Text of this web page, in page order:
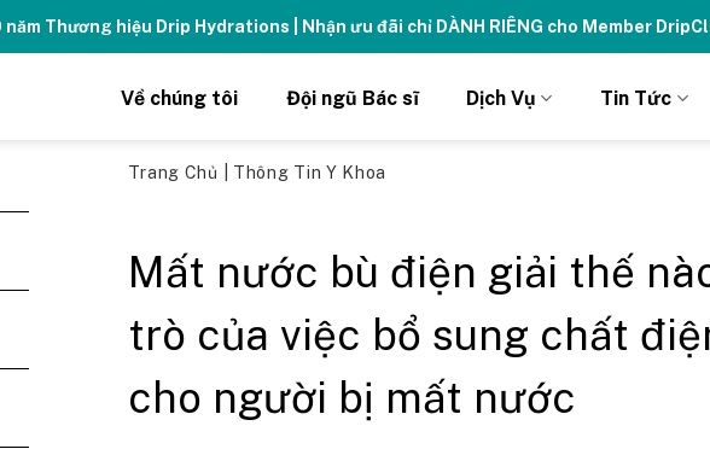
năm Thương hiệu Drip Hydrations | Nhận ưu đãi chỉ DÀNH RIÊNG cho Member
Về chúng tôi Đội ngũ Bác sĩ Dịch Vụ Tin Tức
Trang Chủ Thông Tin Y Khoa
Mất nước bù điện giải thế
trò của việc bổ sung chất
cho người bị mất nước